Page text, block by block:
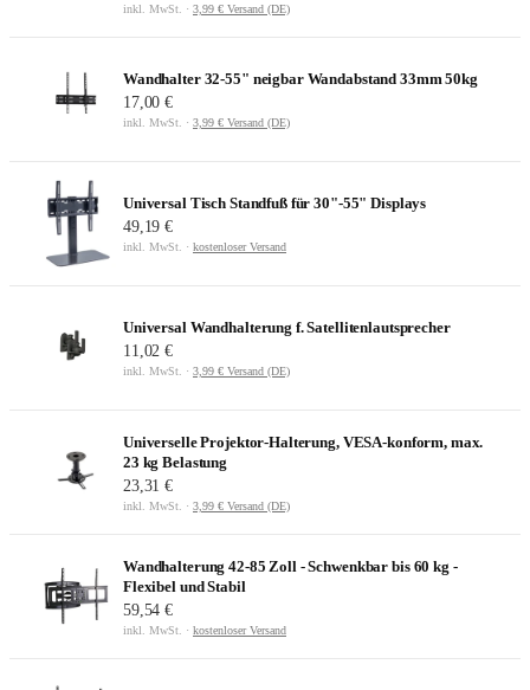
inkl. MwSt. · 3,99 € Versand (DE)
Wandhalter 32-55" neigbar Wandabstand 33mm 50kg
17,00 €
inkl. MwSt. · 3,99 € Versand (DE)
Universal Tisch Standfuß für 30"-55" Displays
49,19 €
inkl. MwSt. · kostenloser Versand
Universal Wandhalterung f. Satellitenlautsprecher
11,02 €
inkl. MwSt. · 3,99 € Versand (DE)
Universelle Projektor-Halterung, VESA-konform, max.
23 kg Belastung
23,31 €
inkl. MwSt. · 3,99 € Versand (DE)
Wandhalterung 42-85 Zoll - Schwenkbar bis 60 kg -
Flexibel und Stabil
59,54 €
inkl. MwSt. · kostenloser Versand